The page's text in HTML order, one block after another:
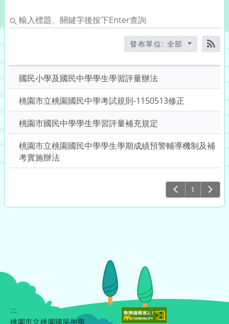
輸
入
關
字
按
Enter
發布單位: 全部
RSS
國民小學及國民中學學生學習評量辦法
桃園市立桃園國民中學考試規則-1150513修正
桃園市國民中學學生學習評量補充規定
桃園市立桃園國民中學學生學期成績預警輔導機制及補
考實施辦法
1
:::
桃園市立桃園國民中學